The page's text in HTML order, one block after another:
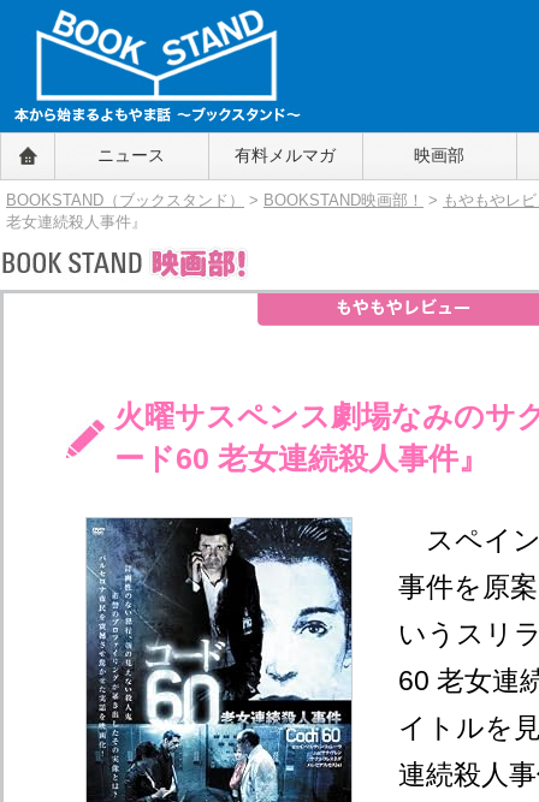
BOOKSTAND（ブックスタンド）
～本から始まるよもやま話～
BOOKSTAND（ブ
ックスタンド）
ニュース 有料メルマガ 映画部
BOOKSTAND（ブックスタンド） > BOOKSTAND映画部！ > もやもやレ
老女連続殺人事件』
火曜サスペンス劇場なみのサ
ード60 老女連続殺人事件』
スペイ
事件を原
いうスリ
60 老女連
イトルを
連続殺人